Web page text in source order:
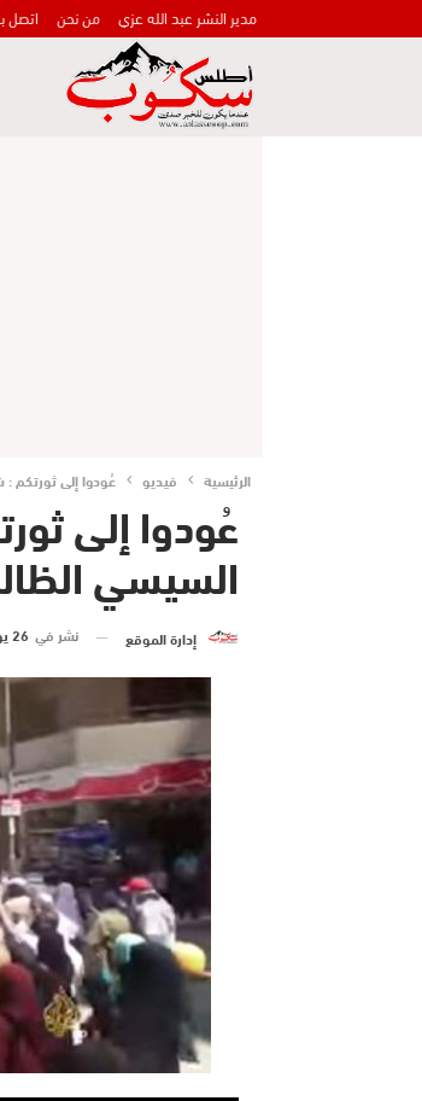
مدير النشر عبد الله عزي من نحن اتصل
الرئيسية فيديو عُودوا إلى ثورتكم
عُودوا إلى
السيسي
إدارة الموقع نشر في 26 يوليو 2015 الساعة 9 و 13 دقيقة